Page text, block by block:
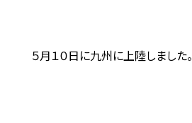
５月１０日に九州に上陸しました。